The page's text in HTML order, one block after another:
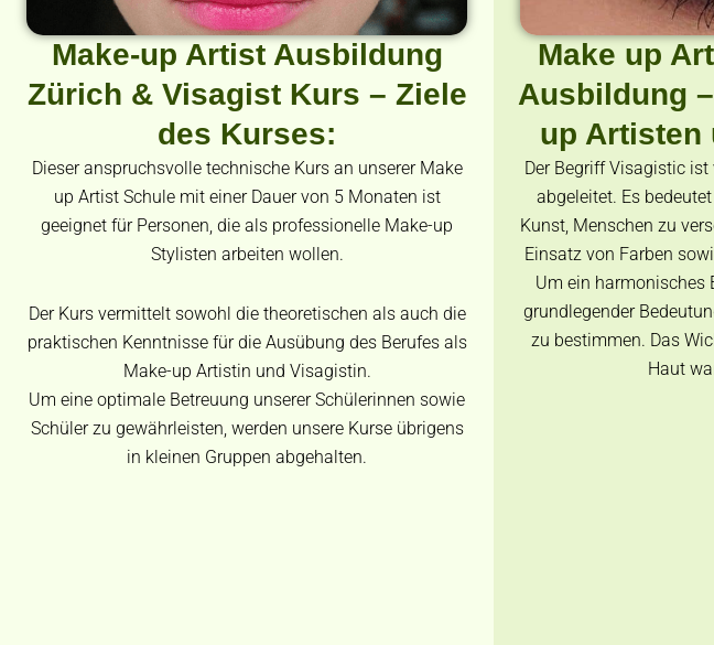
Make-up Artist Ausbildung
Zürich & Visagist Kurs – Ziele
des Kurses:
Dieser anspruchsvolle technische Kurs an unserer Make
up Artist Schule mit einer Dauer von 5 Monaten ist
geeignet für Personen, die als professionelle Make-up
Stylisten arbeiten wollen.
Der Kurs vermittelt sowohl die theoretischen als auch die
praktischen Kenntnisse für die Ausübung des Berufes als
Make-up Artistin und Visagistin.
Um eine optimale Betreuung unserer Schülerinnen sowie
Schüler zu gewährleisten, werden unsere Kurse übrigens
in kleinen Gruppen abgehalten.
Make up
Ausbildung
up Artisten
Der Begriff Visagistic
abgeleitet. Es
Kunst, Menschen zu
Einsatz von Farben
Um ein harmonisches
grundlegender
zu bestimmen. Das
Haut